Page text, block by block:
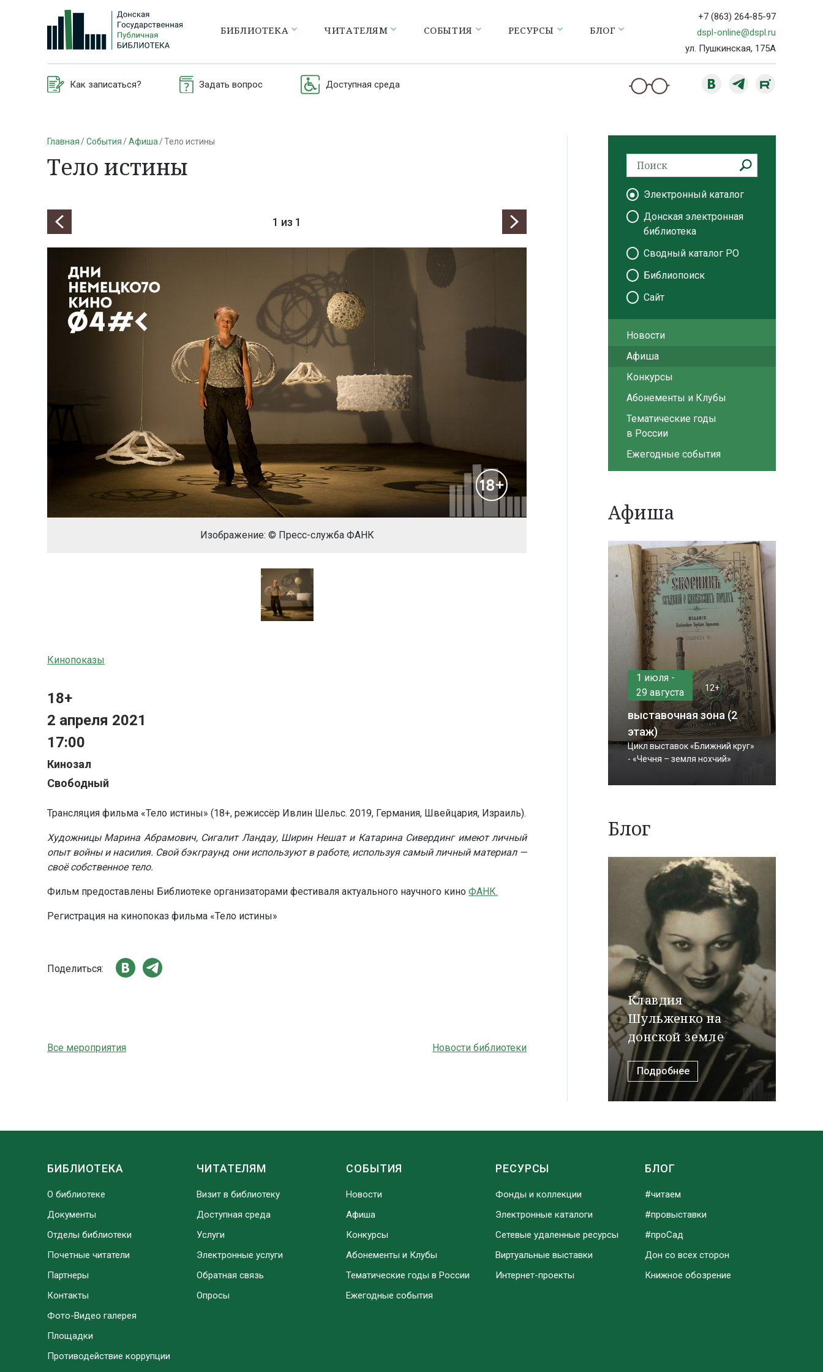
БИБЛИОТЕКА ЧИТАТЕЛЯМ СОБЫТИЯ РЕСУРСЫ БЛОГ
+7 (863) 264-85-97
dspl-online@dspl.ru
ул. Пушкинская, 175А
Как записаться? Задать вопрос Доступная среда
Главная События Афиша Тело истины
Тело истины
1 из 1
Изображение: © Пресс-служба ФАНК
Кинопоказы
18+
2 апреля 2021
17:00
Кинозал
Свободный
Трансляция фильма «Тело истины» (18+, режиссёр Ивлин Шельс. 2019, Германия, Швейцария, Израиль).
Художницы Марина Абрамович, Сигалит Ландау, Ширин Нешат и Катарина Сивердинг имеют личный
опыт войны и насилия. Свой бэкграунд они используют в работе, используя самый личный материал —
своё собственное тело.
Фильм предоставлены Библиотеке организаторами фестиваля актуального научного кино ФАНК.
Регистрация на кинопоказ фильма «Тело истины»
Поделиться:
Все мероприятия Новости библиотеки
Электронный каталог
Донская электронная
библиотека
Сводный каталог РО
Библиопоиск
Сайт
Новости
Афиша
Конкурсы
Абонементы и Клубы
Тематические годы
в России
Ежегодные события
Афиша
1 июля -
29 августа
12+
выставочная зона (2
этаж)
Цикл выставок «Ближний круг»
- «Чечня – земля нохчий»
Блог
Клавдия
Шульженко на
донской земле
Подробнее
БИБЛИОТЕКА
О библиотеке
Документы
Отделы библиотеки
Почетные читатели
Партнеры
Контакты
Фото-Видео галерея
Площадки
Противодействие коррупции
ЧИТАТЕЛЯМ
Визит в библиотеку
Доступная среда
Услуги
Электронные услуги
Обратная связь
Опросы
СОБЫТИЯ
Новости
Афиша
Конкурсы
Абонементы и Клубы
Тематические годы в России
Ежегодные события
РЕСУРСЫ
Фонды и коллекции
Электронные каталоги
Сетевые удаленные ресурсы
Виртуальные выставки
Интернет-проекты
БЛОГ
#читаем
#провыставки
#проСад
Дон со всех сторон
Книжное обозрение